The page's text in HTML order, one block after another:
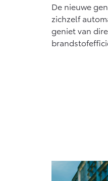
De nieuwe
zichzelf
geniet van